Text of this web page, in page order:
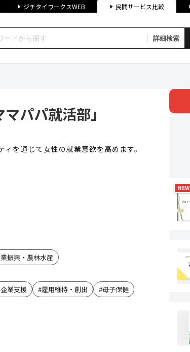
ジチタイワークスWEB 民間サービス比較
詳細検索
パパ就活部」
を通じて女性の就業意欲を高めます。
振興・農林水産
業支援 #雇用維持・創出 #母子保健
NEW